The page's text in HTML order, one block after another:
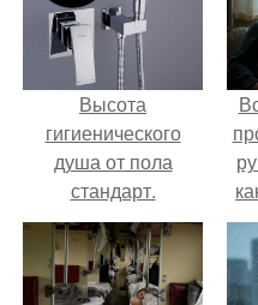
Высота
гигиенического
душа от пола
стандарт.
Подготовка к
монтажу